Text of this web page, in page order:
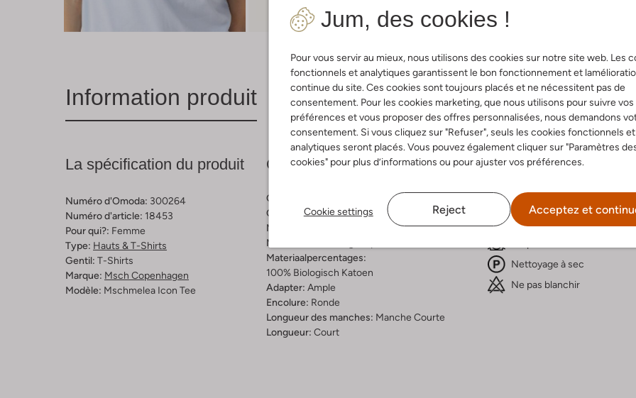
Jum, des cookies !
Pour vous servir au mieux, nous utilisons des cookies sur notre site web. Les
fonctionnels et analytiques garantissent le bon fonctionnement et
continue du site. Ces cookies sont toujours placés et ne nécessitent pas de
consentement. Pour les cookies marketing, que nous utilisons pour suivre vos
préférences et vous proposer des offres personnalisées, nous demandons
consentement. Si vous cliquez sur "Refuser", seuls les cookies fonctionnels et
analytiques seront placés. Vous pouvez également cliquer sur "Paramètres
cookies" pour plus d’informations ou pour ajuster vos préférences.
Cookie settings Reject Acceptez et
Information produit Livraison & retours
La spécification du produit
Numéro d'Omoda: 300264
Numéro d'article: 18453
Pour qui?: Femme
Type: Hauts & T-Shirts
Gentil: T-Shirts
Marque: Msch Copenhagen
Modèle: Mschmelea Icon Tee
Composition & Ajustement
Couleur:
Cartouche:Uni
Matière intérieure:
Coton Organique
Matériel:
Materiaalpercentages:
100% Biologisch Katoen
Adapter: Ample
Encolure: Ronde
Longueur des manches: Manche Courte
Longueur: Court
Instructions de lavage
30 était un programme limité
Max. 110 °C
Nettoyage à sec
Ne pas blanchir